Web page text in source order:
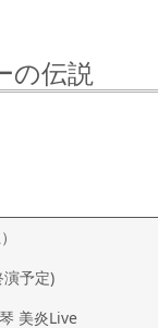
の伝説
予定)
美炎Live